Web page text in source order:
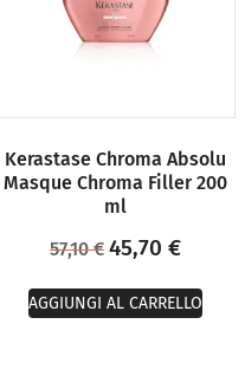
Kerastase Chroma Absolu
Masque Chroma Filler 200
ml
57,10€ 45,70€
AGGIUNGI AL CARRELLO